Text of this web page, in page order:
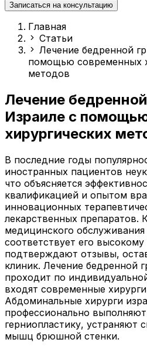
Записаться на консультацию
Главная
Статьи
Лечение бедренной
помощью современных
методов
Лечение
Израиле с
хирургических
В последние годы
иностранных пациентов
что объясняется
квалификацией и опытом
инновационных
лекарственных препаратов.
медицинского
соответствует его высокому
подтверждают отзывы,
клиник. Лечение бедренной
проходит по
входят современные
Абдоминальные хирурги
профессионально
герниопластику, устраняют
мышц брюшной стенки.